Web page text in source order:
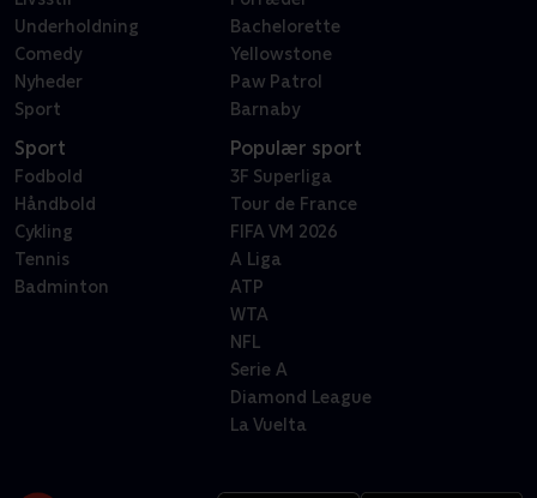
Underholdning
Comedy
Nyheder
Sport
Bachelorette
Yellowstone
Paw Patrol
Barnaby
Sport
Fodbold
Håndbold
Cykling
Tennis
Badminton
Populær sport
3F Superliga
Tour de France
FIFA VM 2026
A Liga
ATP
WTA
NFL
Serie A
Diamond League
La Vuelta